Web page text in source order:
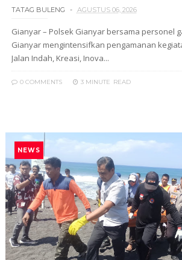
TATAG BULENG AGUSTUS 06, 2026
Gianyar – Polsek Gianyar bersama personel
Gianyar mengintensifkan pengamanan
Jalan Indah, Kreasi, Inova...
0 COMMENTS 3 MINUTE READ
NEWS